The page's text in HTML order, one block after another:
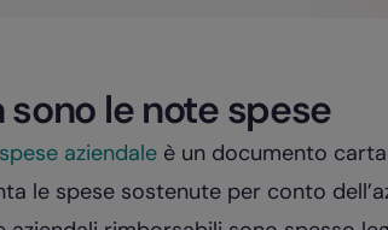
sono le note spese
aziendaleè un documento
le spese sostenute per conto